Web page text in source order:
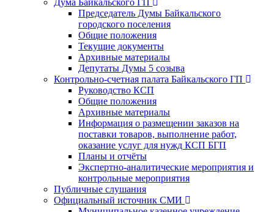
Председатель Думы Байкальского
городского поселения
Общие положения
Текущие документы
Архивные материалы
Депутаты Думы 5 созыва
Контрольно-счетная палата Байкальского ГП
Руководство КСП
Общие положения
Архивные материалы
Информация о размещении заказов на
поставки товаров, выполнение работ,
оказание услуг для нужд КСП БГП
Планы и отчёты
Экспертно-аналитические мероприятия и
контрольные мероприятия
Публичные слушания
Официальный источник СМИ